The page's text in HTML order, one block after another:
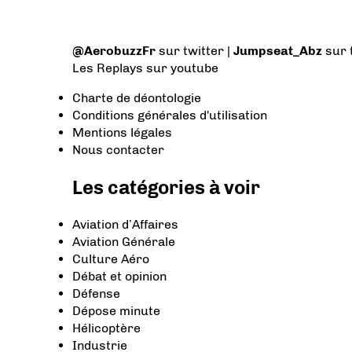
@AerobuzzFr sur twitter | Jumpseat_Abz sur
Les Replays sur youtube
Charte de déontologie
Conditions générales d'utilisation
Mentions légales
Nous contacter
Les catégories à voir
Aviation d’Affaires
Aviation Générale
Culture Aéro
Débat et opinion
Défense
Dépose minute
Hélicoptère
Industrie